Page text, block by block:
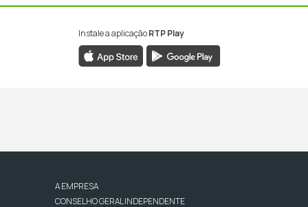
Instale a aplicaçãoRTP Play
A EMPRESA
CONSELHO GERAL INDEPENDENTE